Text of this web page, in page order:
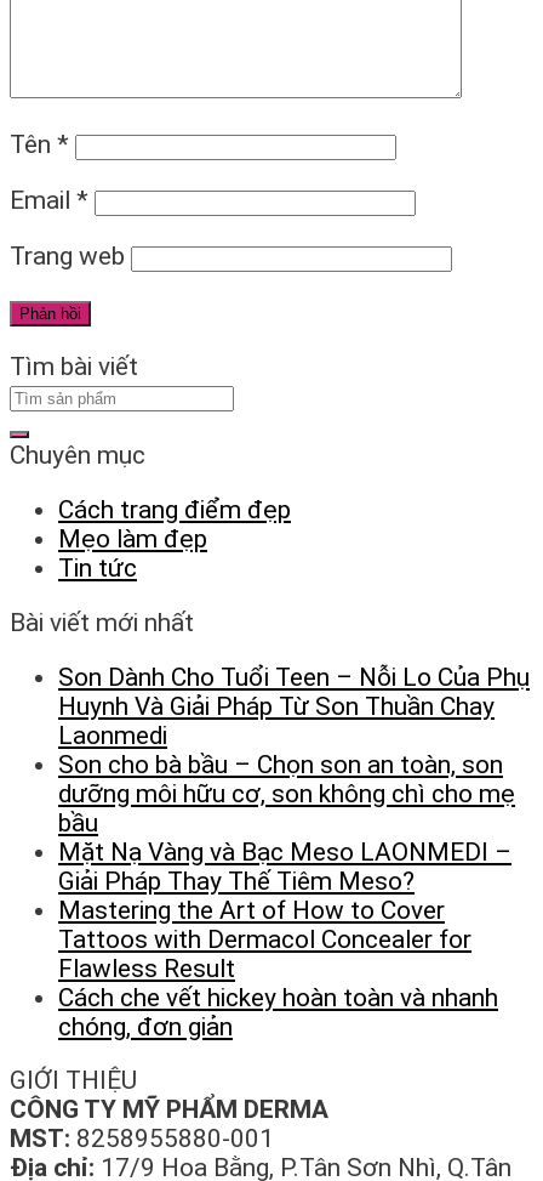
Tên *
Email *
Trang web
Tìm bài viết
Chuyên mục
Cách trang điểm đẹp
Mẹo làm đẹp
Tin tức
Bài viết mới nhất
Son Dành Cho Tuổi Teen – Nỗi Lo Của Phụ
Huynh Và Giải Pháp Từ Son Thuần Chay
Laonmedi
Son cho bà bầu – Chọn son an toàn, son
dưỡng môi hữu cơ, son không chì cho mẹ
bầu
Mặt Nạ Vàng và Bạc Meso LAONMEDI –
Giải Pháp Thay Thế Tiêm Meso?
Mastering the Art of How to Cover
Tattoos with Dermacol Concealer for
Flawless Result
Cách che vết hickey hoàn toàn và nhanh
chóng, đơn giản
GIỚI THIỆU
CÔNG TY MỸ PHẨM DERMA
MST: 8258955880-001
Địa chỉ: 17/9 Hoa Bằng, P.Tân Sơn Nhì, Q.Tân